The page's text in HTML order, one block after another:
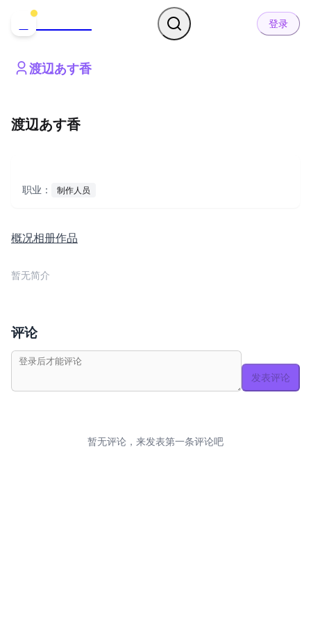
登录
渡辺あす香
渡辺あす香
职业： 制作人员
概况相册作品
暂无简介
评论
发表评论
暂无评论，来发表第一条评论吧